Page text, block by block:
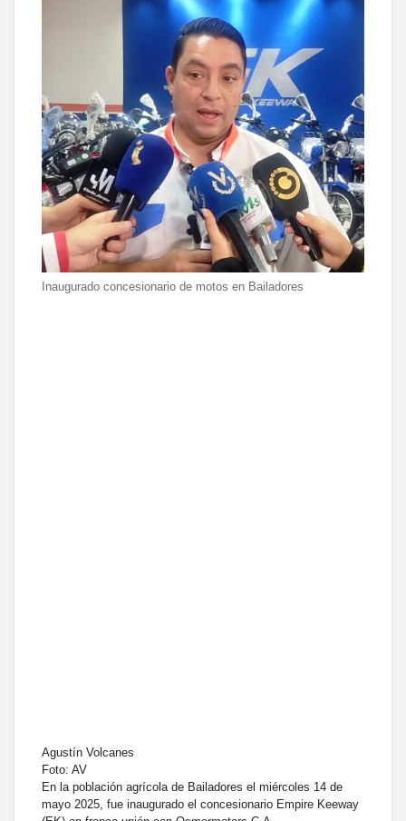
Inaugurado concesionario de motos en Bailadores
Agustín Volcanes
Foto: AV
En la población agrícola de Bailadores el miércoles 14 de
mayo 2025, fue inaugurado el concesionario Empire Keeway